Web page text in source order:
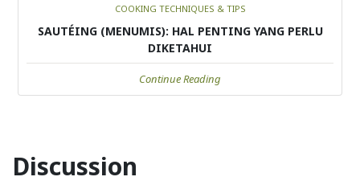
COOKING TECHNIQUES & TIPS
SAUTÉING (MENUMIS): HAL PENTING YANG PERLU
DIKETAHUI
Continue Reading
Discussion